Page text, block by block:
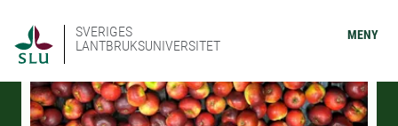
SVERIGES
LANTBRUKSUNIVERSITET
MENY